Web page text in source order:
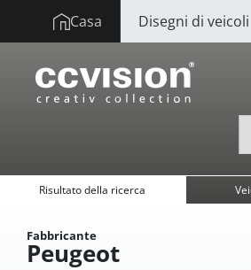
Casa Disegni di veicoli
Risultato della ricerca
Fabbricante
Peugeot